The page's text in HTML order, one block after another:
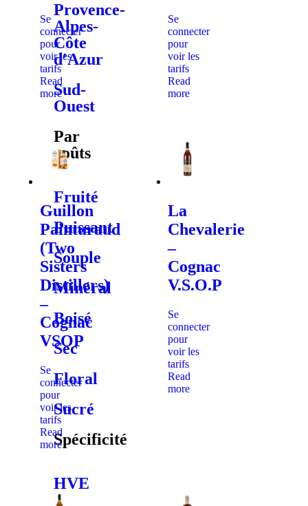
Provence-
Alpes-
Côte
d'Azur
Sud-
Ouest
Par
goûts
Fruité
Puissant
Souple
Minéral
Boisé
Sec
Floral
Sucré
Spécificité
HVE
Se
connecter
pour
voir les
tarifs
Read
more
Se
connecter
pour
voir les
tarifs
Read
more
Guillon
Painturaud
(Two
Sisters
Distillers)
–
Cognac
VSOP
Se
connecter
pour
voir les
tarifs
Read
more
La
Chevalerie
–
Cognac
V.S.O.P
Se
connecter
pour
voir les
tarifs
Read
more